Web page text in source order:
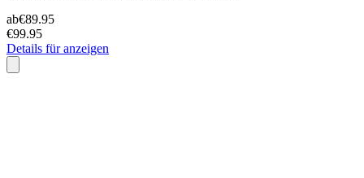
ab€89.95
€99.95
Details für anzeigen